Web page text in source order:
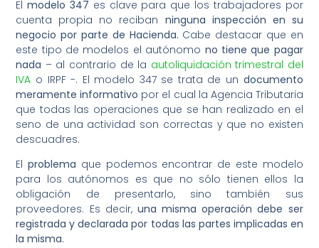
Elmodelo 347 es clave para que los trabajadores por
cuenta propia no reciban ninguna inspección en su
negocio por parte de Hacienda. Cabe destacar que en
este tipo de modelos el autónomo no tiene que pagar
nada – al contrario de la autoliquidación trimestral del
IVA o IRPF -. El modelo 347 se trata de un documento
meramente informativo por el cual la Agencia Tributaria
que todas las operaciones que se han realizado en el
seno de una actividad son correctas y que no existen
descuadres.
Elproblema que podemos encontrar de este modelo
para los autónomos es que no sólo tienen ellos la
obligación de presentarlo, sino también sus
proveedores. Es decir, una misma operación debe ser
registrada y declarada por todas las partes implicadas en
la misma.